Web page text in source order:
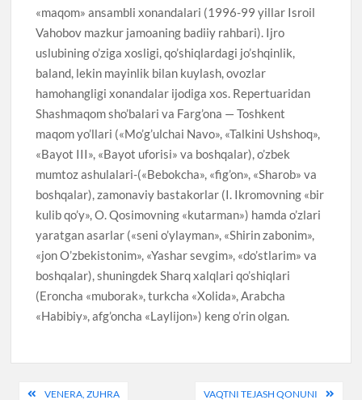
«maqom» ansambli xonandalari (1996-99 yillar Isroil
Vahobov mazkur jamoaning badiiy rahbari). Ijro
uslubining o’ziga xosligi, qo’shiqlardagi jo’shqinlik,
baland, lekin mayinlik bilan kuylash, ovozlar
hamohangligi xonandalar ijodiga xos. Repertuaridan
Shashmaqom sho’balari va Farg’ona — Toshkent
maqom yo’llari («Mo’g’ulchai Navo», «Talkini Ushshoq»,
«Bayot III», «Bayot uforisi» va boshqalar), o’zbek
mumtoz ashulalari-(«Bebokcha», «fig’on», «Sharob» va
boshqalar), zamonaviy bastakorlar (I. Ikromovning «bir
kulib qo’y», O. Qosimovning «kutarman») hamda o’zlari
yaratgan asarlar («seni o’ylayman», «Shirin zabonim»,
«jon O’zbekistonim», «Yashar sevgim», «do’stlarim» va
boshqalar), shuningdek Sharq xalqlari qo’shiqlari
(Eroncha «muborak», turkcha «Xolida», Arabcha
«Habibiy», afg’oncha «Laylijon») keng o’rin olgan.
PostVENERA, ZUHRA VAQTNI TEJASH QONUNI